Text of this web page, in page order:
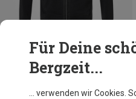
Du sparst 20%
Für Deine
Bergzeit...
… verwenden wir Cookies.